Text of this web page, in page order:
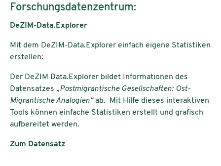
Forschungsdatenzentrum:
DeZIM-Data.Explorer
Mit dem DeZIM-Data.Explorer einfach eigene Statistiken
erstellen:
Der DeZIM Data.Explorer bildet Informationen des
Datensatzes „Postmigrantische Gesellschaften: Ost-
Migrantische Analogien“ab. Mit Hilfe dieses interaktiven
Tools können einfache Statistiken erstellt und grafisch
aufbereitet werden.
Zum Datensatz